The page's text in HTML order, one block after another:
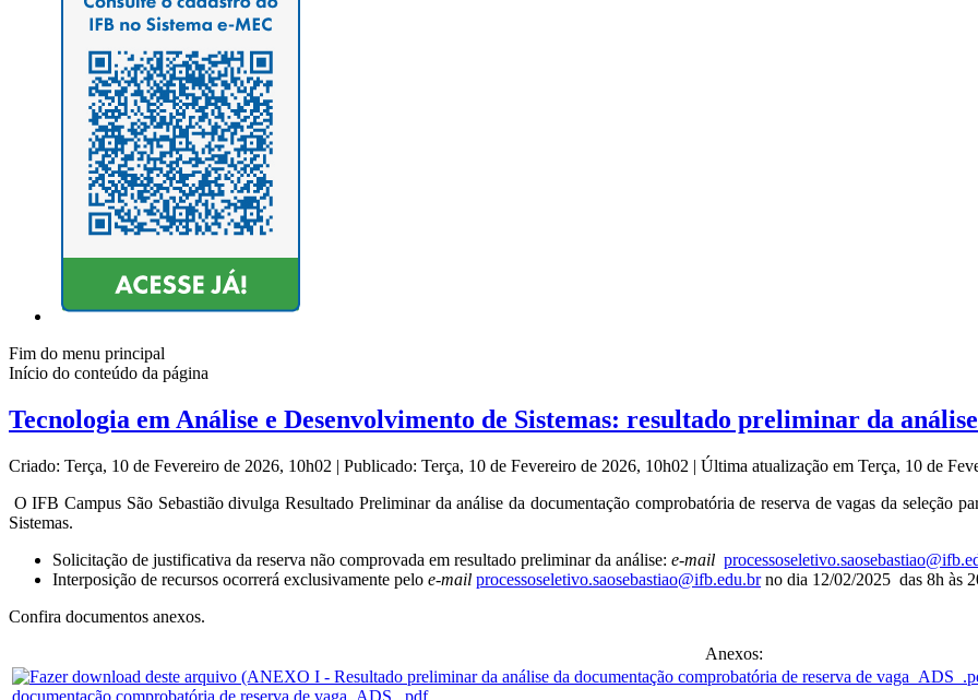
Fim do menu principal
Início do conteúdo da página
Tecnologia em Análise e Desenvolvimento de Sistemas: resultado preliminar da
Criado: Terça, 10 de Fevereiro de 2026, 10h02 | Publicado: Terça, 10 de Fevereiro de 2026, 10h02 | Última atualização em Terça, 10 de
O IFB Campus São Sebastião divulga Resultado Preliminar da análise da documentação comprobatória de reserva de vagas da seleção
Sistemas.
Solicitação de justificativa da reserva não comprovada em resultado preliminar da análise: e-mail
Interposição de recursos ocorrerá exclusivamente pelo e-mail processoseletivo.saosebastiao@ifb.edu.brno dia 12/02/2025 das 8h às
Confira documentos anexos.
Anexos:
documentação comprobatória de reserva de vaga_ADS_.pdf